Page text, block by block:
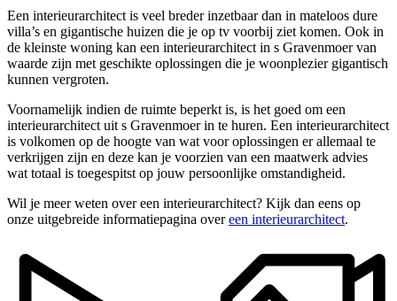
Een interieurarchitect is veel breder inzetbaar dan in mateloos dure
villa’s en gigantische huizen die je op tv voorbij ziet komen. Ook in
de kleinste woning kan een interieurarchitect in s Gravenmoer van
waarde zijn met geschikte oplossingen die je woonplezier gigantisch
kunnen vergroten.
Voornamelijk indien de ruimte beperkt is, is het goed om een
interieurarchitect uit s Gravenmoer in te huren. Een interieurarchitect
is volkomen op de hoogte van wat voor oplossingen er allemaal te
verkrijgen zijn en deze kan je voorzien van een maatwerk advies
wat totaal is toegespitst op jouw persoonlijke omstandigheid.
Wil je meer weten over een interieurarchitect? Kijk dan eens op
onze uitgebreide informatiepagina overeen interieurarchitect.